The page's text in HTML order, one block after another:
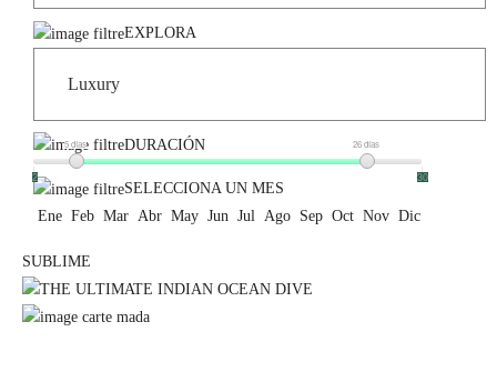
EXPLORA
DURACIÓN
5 días 26 días
2 30
SELECCIONA UN MES
Ene Feb Mar Abr May Jun Jul Ago Sep Oct Nov Dic
SUBLIME